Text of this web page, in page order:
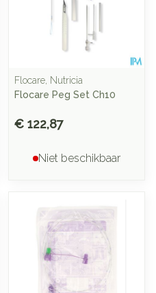
Flocare, Nutricia
Flocare Peg Set Ch10
€ 122,87
Niet beschikbaar